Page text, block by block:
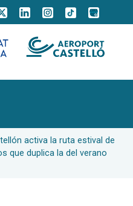
activa la ruta estival de
que duplica la del verano